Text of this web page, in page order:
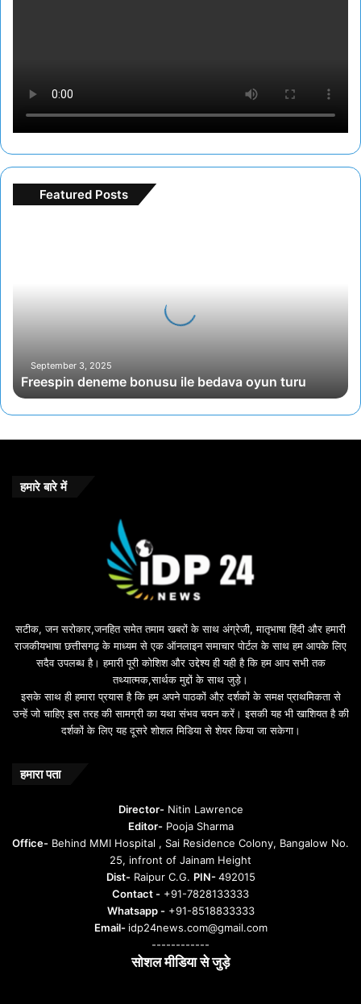
Featured Posts
September 3, 2025
Freespin deneme bonusu ile bedava oyun turu
हमारे बारे में
सटीक, जन सरोकार,जनहित समेत तमाम खबरों के साथ अंग्रेजी, मातृभाषा हिंदी और हमारी
राजकीयभाषा छत्तीसगढ़ के माध्यम से एक ऑनलाइन समाचार पोर्टल के साथ हम आपके लिए
सदैव उपलब्ध है। हमारी पूरी कोशिश और उद्देश्य ही यही है कि हम आप सभी तक
तथ्यात्मक,सार्थक मुद्दों के साथ जुड़े।
इसके साथ ही हमारा प्रयास है कि हम अपने पाठकों औऱ दर्शकों के समक्ष प्राथमिकता से
उन्हें जो चाहिए इस तरह की सामग्री का यथा संभव चयन करें। इसकी यह भी खाशियत है की
दर्शकों के लिए यह दूसरे शोशल मिडिया से शेयर किया जा सकेगा।
हमारा पता
Director-Nitin Lawrence
Editor-Pooja Sharma
Office- Behind MMI Hospital , Sai Residence Colony, Bangalow No.
25, infront of Jainam Height
Dist-Raipur C.G. PIN-492015
Contact - +91-7828133333
Whatsapp -+91-8518833333
Email- idp24news.com@gmail.com
------------
सोशल मीडिया से जुड़े